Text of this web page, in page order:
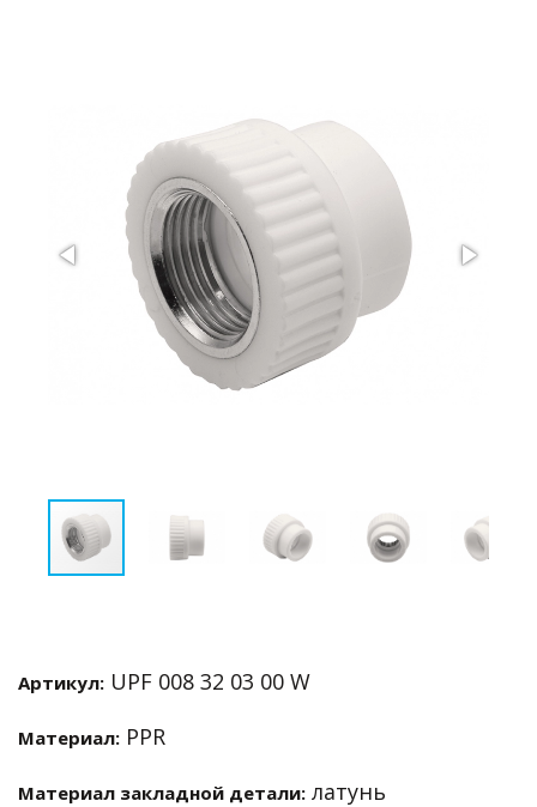
Артикул: UPF 008 32 03 00 W
Материал: PPR
Материал закладной детали: латунь